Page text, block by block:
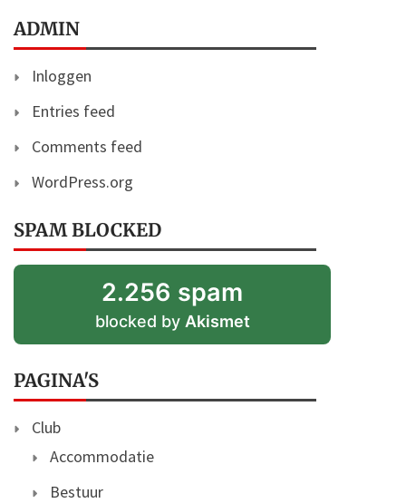
ADMIN
Inloggen
Entries feed
Comments feed
WordPress.org
SPAM BLOCKED
2.256 spam
blocked by Akismet
PAGINA'S
Club
Accommodatie
Bestuur